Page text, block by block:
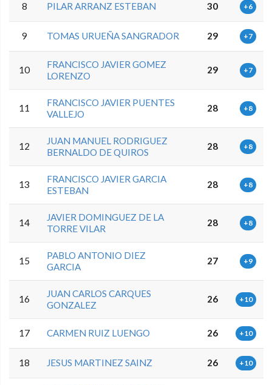
8 PILAR ARRANZ ESTEBAN 30 +6
9 TOMAS URUEÑA SANGRADOR 29 +7
10
FRANCISCO JAVIER GOMEZ
LORENZO
29 +7
11
FRANCISCO JAVIER PUENTES
VALLEJO
28 +8
12
JUAN MANUEL RODRIGUEZ
BERNALDO DE QUIROS
28 +8
13
FRANCISCO JAVIER GARCIA
ESTEBAN
28 +8
14
JAVIER DOMINGUEZ DE LA
TORRE VILAR
28 +8
15
PABLO ANTONIO DIEZ
GARCIA
27 +9
16
JUAN CARLOS CARQUES
GONZALEZ
26 +10
17 CARMEN RUIZ LUENGO 26 +10
18 JESUS MARTINEZ SAINZ 26 +10